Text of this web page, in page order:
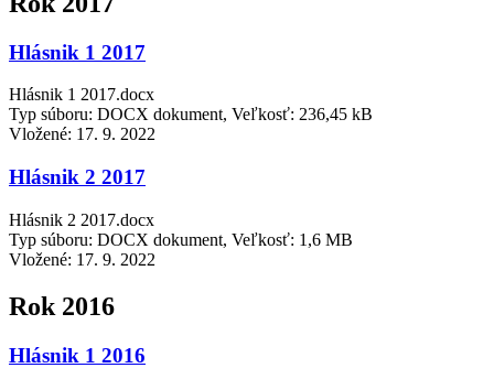
Hlásnik 1 2017
Hlásnik 1 2017.docx
Typ súboru: DOCX dokument, Veľkosť: 236,45 kB
Vložené: 17. 9. 2022
Hlásnik 2 2017
Hlásnik 2 2017.docx
Typ súboru: DOCX dokument, Veľkosť: 1,6 MB
Vložené: 17. 9. 2022
Rok 2016
Hlásnik 1 2016